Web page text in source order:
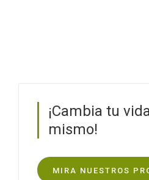
¡Cambia tu
mismo!
MIRA NUESTROS